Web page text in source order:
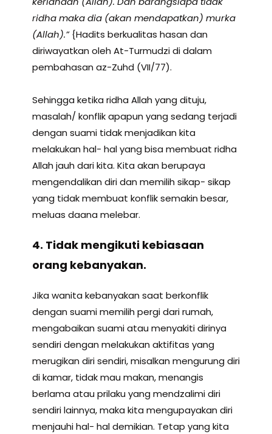
ridha maka dia (akan mendapatkan) murka
(Allah).”{Hadits berkualitas hasan dan
diriwayatkan oleh At-Turmudzi di dalam
pembahasan az-Zuhd (VII/77).
Sehingga ketika ridha Allah yang dituju,
masalah/ konflik apapun yang sedang terjadi
dengan suami tidak menjadikan kita
melakukan hal- hal yang bisa membuat ridha
Allah jauh dari kita. Kita akan berupaya
mengendalikan diri dan memilih sikap- sikap
yang tidak membuat konflik semakin besar,
meluas daana melebar.
4. Tidak mengikuti kebiasaan
orang kebanyakan.
Jika wanita kebanyakan saat berkonflik
dengan suami memilih pergi dari rumah,
mengabaikan suami atau menyakiti dirinya
sendiri dengan melakukan aktifitas yang
merugikan diri sendiri, misalkan mengurung diri
di kamar, tidak mau makan, menangis
berlama atau prilaku yang mendzalimi diri
sendiri lainnya, maka kita mengupayakan diri
menjauhi hal- hal demikian. Tetap yang kita